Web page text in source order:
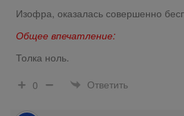
Изофра, оказалась совершенно
Общее впечатление:
Толка ноль.
0
Ответить